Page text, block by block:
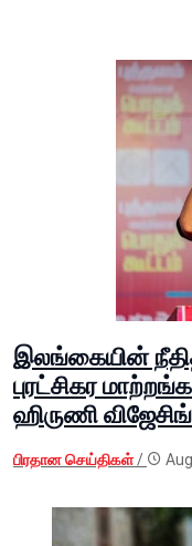
இலங்கையின்
புரட்சிகர
ஹிருணி
பிரதான செய்திகள்/